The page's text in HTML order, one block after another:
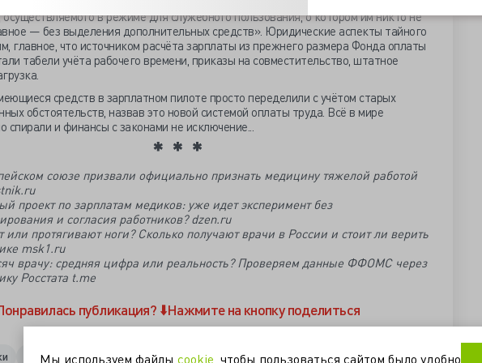
осуществляемого в режиме для служебного пользования, о котором им никто не
— без выделения дополнительных средств». Юридические аспекты тайного
главное, что источником расчёта зарплаты из прежнего размера Фонда оплаты
табели учёта рабочего времени, приказы на совместительство, штатное
средств в зарплатном пилоте просто переделили с учётом старых
обстоятельств, назвав это новой системой оплаты труда. Всё в мире
спирали и финансы с законами не исключение...
союзе призвали официально признать медицину тяжелой работой
проект по зарплатам медиков: уже идет эксперимент без
и согласия работников? dzen.ru
протягивают ноги? Сколько получают врачи в России и стоит ли верить
msk1.ru
врачу: средняя цифра или реальность? Проверяем данные ФФОМС через
Росстата t.me
публикация? ⬇️Нажмите на кнопку поделиться
новая система оплаты труда финансирование
Мы используем файлы cookie , чтобы пользоваться сайтом было удобно